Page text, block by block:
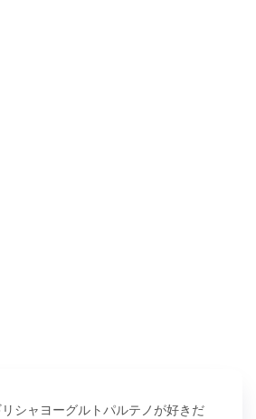
シャヨーグルトパルテノが好きだ